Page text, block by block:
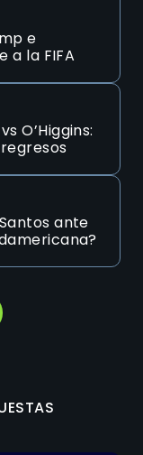
e
a la FIFA
O’Higgins:
ante